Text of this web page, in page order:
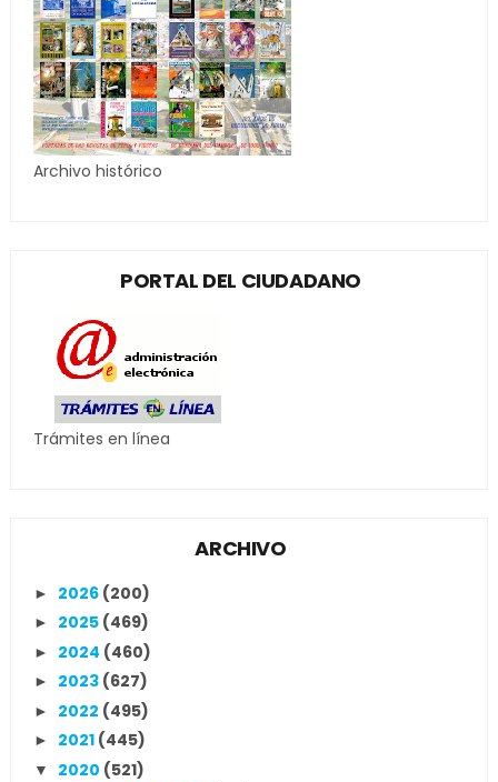
Archivo histórico
PORTAL DEL CIUDADANO
Trámites en línea
ARCHIVO
► 2026 (200)
► 2025 (469)
► 2024 (460)
► 2023 (627)
► 2022 (495)
► 2021 (445)
▼ 2020 (521)